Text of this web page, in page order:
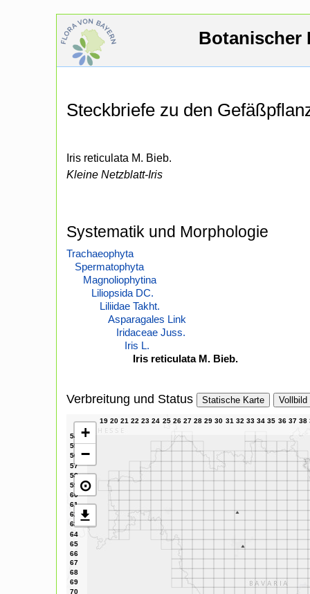
Botanischer
Steckbriefe zu den
Iris reticulata M. Bieb.
Kleine Netzblatt-Iris
Systematik und Morphologie
Trachaeophyta
Spermatophyta
Magnoliophytina
Liliopsida DC.
Liliidae Takht.
Asparagales Link
Iridaceae Juss.
Iris L.
Iris reticulata M. Bieb.
Verbreitung und Status Statische Karte Vollbild
+
−
⊙